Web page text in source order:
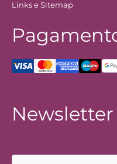
Links e Sitemap
Newsletter